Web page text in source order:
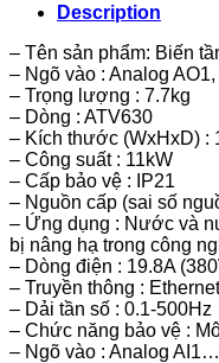
Description
– Tên sản phẩm: Biến
– Ngõ vào : Analog
– Trọng lượng : 7.7kg
– Dòng : ATV630
– Kích thước (WxHxD) :
– Công suất : 11kW
– Cấp bảo vệ : IP21
– Nguồn cấp (sai số
– Ứng dụng : Nước và
bị nâng hạ trong công
– Dòng điện : 19.8A
– Truyền thông :
– Dải tần số : 0.1-500Hz
– Chức năng bảo vệ :
– Ngõ vào : Analog